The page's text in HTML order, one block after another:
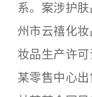
系。案涉护
州市云禧化
妆品生产许可
某零售中心出